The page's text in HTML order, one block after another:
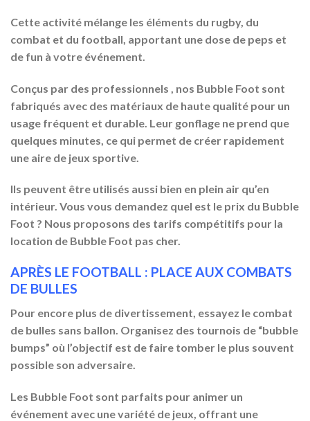
Cette activité mélange les éléments du rugby, du
combat et du football, apportant une dose de peps et
de fun à votre événement.
Conçus par des professionnels , nos Bubble Foot sont
fabriqués avec des matériaux de haute qualité pour un
usage fréquent et durable. Leur gonflage ne prend que
quelques minutes, ce qui permet de créer rapidement
une aire de jeux sportive.
Ils peuvent être utilisés aussi bien en plein air qu’en
intérieur. Vous vous demandez quel est le prix du Bubble
Foot ? Nous proposons des tarifs compétitifs pour la
location de Bubble Foot pas cher.
APRÈS LE FOOTBALL : PLACE AUX COMBATS
DE BULLES
Pour encore plus de divertissement, essayez le combat
de bulles sans ballon. Organisez des tournois de “bubble
bumps” où l’objectif est de faire tomber le plus souvent
possible son adversaire.
Les Bubble Foot sont parfaits pour animer un
événement avec une variété de jeux, offrant une